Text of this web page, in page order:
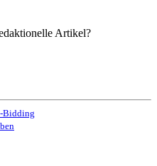
Artikel?
Bidding